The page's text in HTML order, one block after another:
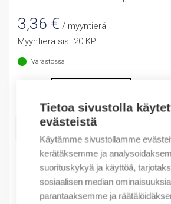
Tietoa sivustolla
evästeistä
Käytämme sivustollamme
kerätäksemme ja
suorituskykyä ja käyttöä,
sosiaalisen median
parantaaksemme ja
3,36 € / myyntierä
Myyntierä sis. 20 KPL
Varastossa
LISÄÄ OSTOSKORIIN
Tuotekoodit